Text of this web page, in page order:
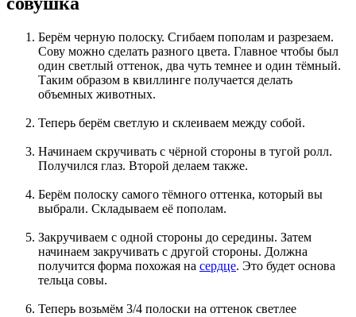
Берём черную полоску. Сгибаем пополам и разрезаем.
Сову можно сделать разного цвета. Главное чтобы был
один светлый оттенок, два чуть темнее и один тёмный.
Таким образом в квиллинге получается делать
объемных животных.
Теперь берём светлую и склеиваем между собой.
Начинаем скручивать с чёрной стороны в тугой ролл.
Получился глаз. Второй делаем также.
Берём полоску самого тёмного оттенка, который вы
выбрали. Складываем её пополам.
Закручиваем с одной стороны до середины. Затем
начинаем закручивать с другой стороны. Должна
получится форма похожая на сердце. Это будет основа
тельца совы.
Теперь возьмём 3/4 полоски на оттенок светлее